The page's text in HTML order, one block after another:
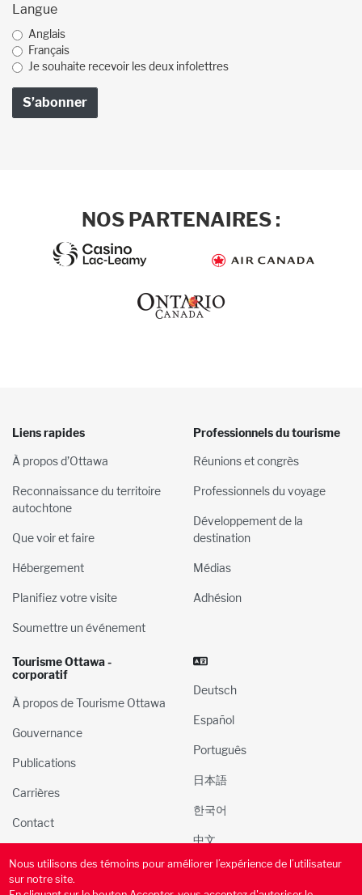
Nous utilisons des témoins pour améliorer l’expérience de l’utilisateur
sur notre site.
Langue
Anglais
Français
Je souhaite recevoir les deux infolettres
NOS PARTENAIRES :
Liens rapides
À propos d’Ottawa
Reconnaissance du territoire
autochtone
Que voir et faire
Hébergement
Planifiez votre visite
Soumettre un événement
Professionnels du tourisme
Réunions et congrès
Professionnels du voyage
Développement de la
destination
Médias
Adhésion
Tourisme Ottawa -
corporatif
À propos de Tourisme Ottawa
Gouvernance
Publications
Carrières
Contact
Deutsch
Español
Português
日本語
한국어
中文
© 2000-2025 l’Administration du tourisme et des congres